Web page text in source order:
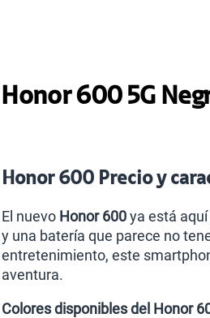
Honor600 5G
Honor 600 Precio y
El nuevo Honor 600ya está
y una batería que parece no
entretenimiento, este
aventura.
Colores disponibles del Honor